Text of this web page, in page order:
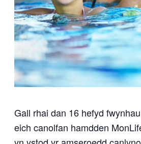
Gall rhai dan 16 hefyd
eich canolfan hamdden